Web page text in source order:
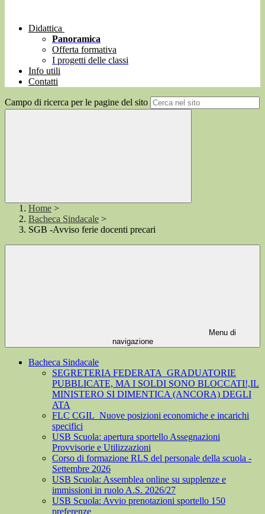
Didattica
Panoramica
Offerta formativa
I progetti delle classi
Info utili
Contatti
Campo di ricerca per le pagine del sito
Home >
Bacheca Sindacale >
SGB -Avviso ferie docenti precari
Menu di
navigazione
Bacheca Sindacale
SEGRETERIA FEDERATA_GRADUATORIE
PUBBLICATE, MA I SOLDI SONO BLOCCATI!,IL
MINISTERO SI DIMENTICA (ANCORA) DEGLI
ATA
FLC CGIL_Nuove posizioni economiche e incarichi
specifici
USB Scuola: apertura sportello Assegnazioni
Provvisorie e Utilizzazioni
Corso di formazione RLS del personale della scuola -
Settembre 2026
USB Scuola: Assemblea online su supplenze e
immissioni in ruolo A.S. 2026/27
USB Scuola: Avvio prenotazioni sportello 150
preferenze